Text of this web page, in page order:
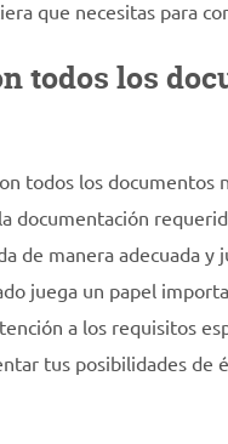
que necesitas para
todos los
todos los documentos
documentación
de manera adecuada y
juega un papel
a los requisitos
tus posibilidades